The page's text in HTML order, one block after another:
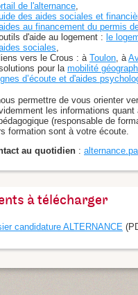
de l'alternance,
des aides sociales et
au financement du permis
d'aide au logement : le
sociales,
vers le Crous : à Toulon, à
pour lamobilité
d’écoute et d'aides
permettre de vous orienter
les informations
(responsable de
formation sont à votre écoute.
au quotidien :
à télécharger
candidature ALTERNANCE